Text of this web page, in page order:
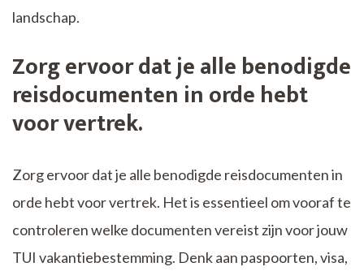
landschap.
Zorg ervoor dat je alle benodigde
reisdocumenten in orde hebt
voor vertrek.
Zorg ervoor dat je alle benodigde reisdocumenten in
orde hebt voor vertrek. Het is essentieel om vooraf te
controleren welke documenten vereist zijn voor jouw
TUI vakantiebestemming. Denk aan paspoorten, visa,